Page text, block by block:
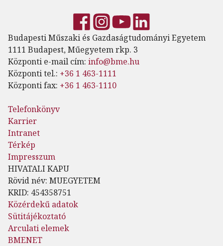
Budapesti Műszaki és Gazdaságtudományi Egyetem
1111 Budapest, Műegyetem rkp. 3
Központi e-mail cím: info@bme.hu
Központi tel.: +36 1 463-1111
Központi fax: +36 1 463-1110
Telefonkönyv
Karrier
Intranet
Térkép
Impresszum
HIVATALI KAPU
Rövid név: MUEGYETEM
KRID: 454358751
Közérdekű adatok
Sütitájékoztató
Arculati elemek
BMENET